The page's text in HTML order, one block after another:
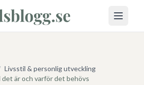
Öppna
Livsstil & personlig utveckling
det är och varför det behövs